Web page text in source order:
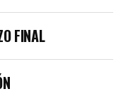
FINAL